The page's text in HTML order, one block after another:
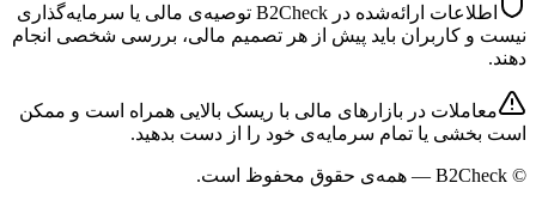
اطلاعات ارائه‌شده در B2Check توصیه‌ی مالی یا سرمایه‌گذاری
نیست و کاربران باید پیش از هر تصمیم مالی، بررسی شخصی انجام
دهند.
معاملات در بازارهای مالی با ریسک بالایی همراه است و ممکن
است بخشی یا تمام سرمایه‌ی خود را از دست بدهید.
©
B2Check — همه‌ی حقوق محفوظ است.